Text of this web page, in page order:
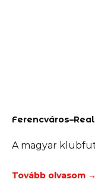
A magyar
Tovább olvasom →